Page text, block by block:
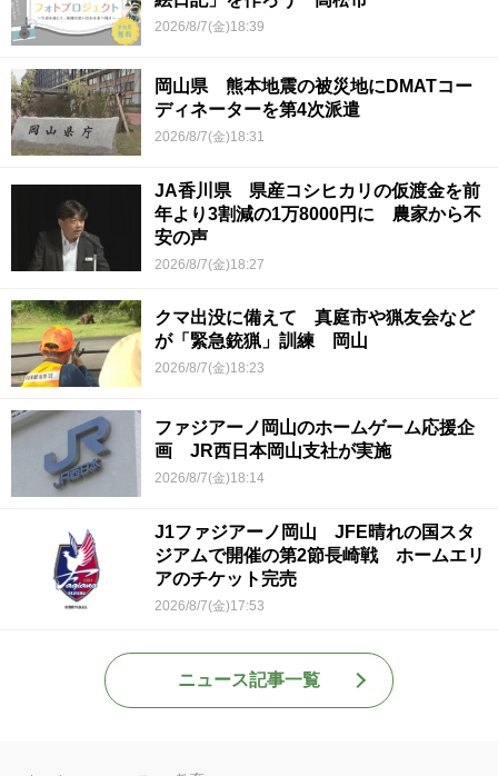
2026/8/7(金)18:39
岡山県 熊本地震の被災地にDMATコー
ディネーターを第4次派遣
2026/8/7(金)18:31
JA香川県 県産コシヒカリの仮渡金を前
年より3割減の1万8000円に 農家から不
安の声
2026/8/7(金)18:27
クマ出没に備えて 真庭市や猟友会など
が「緊急銃猟」訓練 岡山
2026/8/7(金)18:23
ファジアーノ岡山のホームゲーム応援企
画 JR西日本岡山支社が実施
2026/8/7(金)18:14
J1ファジアーノ岡山 JFE晴れの国スタ
ジアムで開催の第2節長崎戦 ホームエリ
アのチケット完売
2026/8/7(金)17:53
ニュース記事一覧